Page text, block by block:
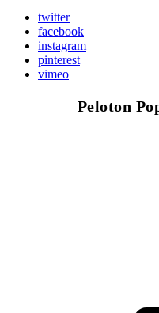
twitter
facebook
instagram
pinterest
vimeo
Peloton